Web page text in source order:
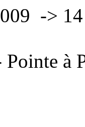
->
Pointe à